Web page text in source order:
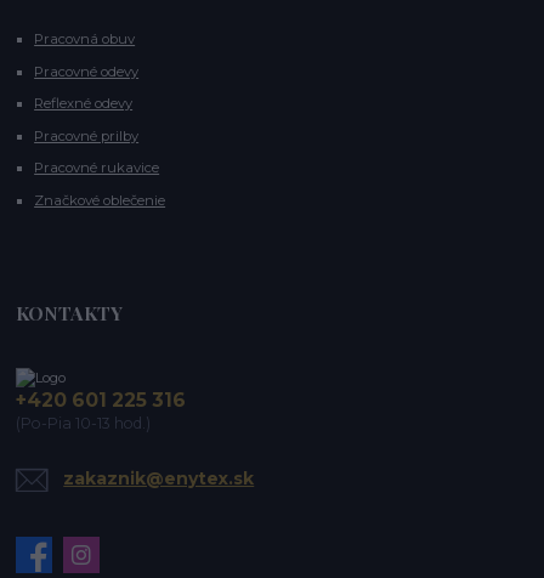
Pracovná obuv
Pracovné odevy
Reflexné odevy
Pracovné prilby
Pracovné rukavice
Značkové oblečenie
KONTAKTY
+420 601 225 316
(Po-Pia 10-13 hod.)
zakaznik@enytex.sk